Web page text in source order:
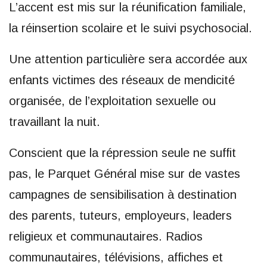
L’accent est mis sur la réunification familiale,
la réinsertion scolaire et le suivi psychosocial.
Une attention particulière sera accordée aux
enfants victimes des réseaux de mendicité
organisée, de l’exploitation sexuelle ou
travaillant la nuit.
Conscient que la répression seule ne suffit
pas, le Parquet Général mise sur de vastes
campagnes de sensibilisation à destination
des parents, tuteurs, employeurs, leaders
religieux et communautaires. Radios
communautaires, télévisions, affiches et